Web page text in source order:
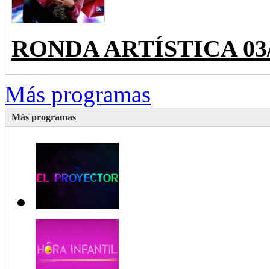
RONDA ARTÍSTICA
Más programas
Más programas